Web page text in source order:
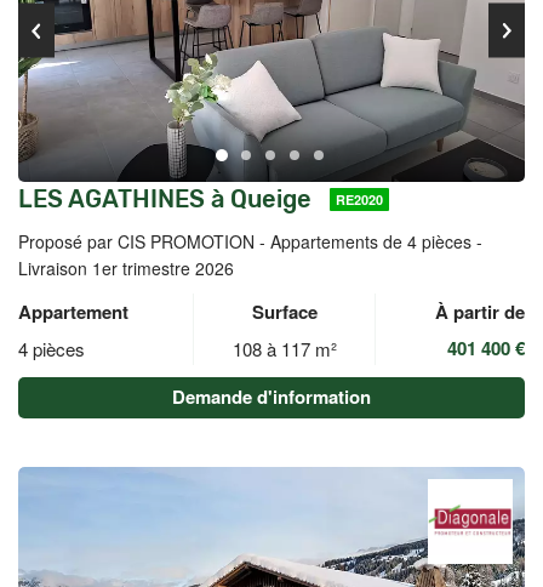
LES AGATHINES à Queige RE2020
Proposé par CIS PROMOTION - Appartements de 4 pièces -
Livraison 1er trimestre 2026
Appartement Surface À partir de
4 pièces 108 à 117 m²
401 400 €
Demande d'information